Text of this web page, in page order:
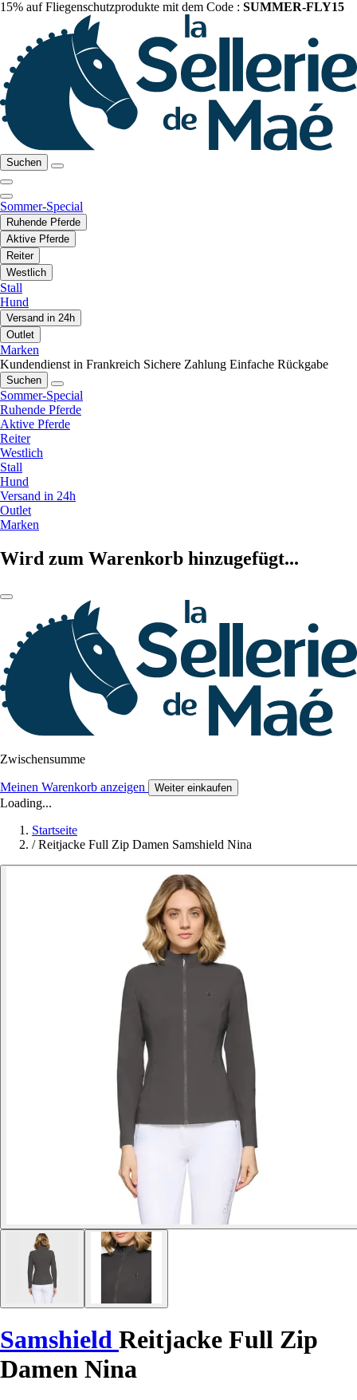
15% auf Fliegenschutzprodukte mit dem Code : SUMMER-FLY15
Suchen
Sommer-Special
Ruhende Pferde
Aktive Pferde
Reiter
Westlich
Stall
Hund
Versand in 24h
Outlet
Marken
Kundendienst in Frankreich Sichere Zahlung Einfache Rückgabe
Suchen
Sommer-Special
Ruhende Pferde
Aktive Pferde
Reiter
Westlich
Stall
Hund
Versand in 24h
Outlet
Marken
Wird zum Warenkorb hinzugefügt...
Zwischensumme
Meinen Warenkorb anzeigen Weiter einkaufen
Loading...
Startseite
/ Reitjacke Full Zip Damen Samshield Nina
Samshield Reitjacke Full Zip
Damen Nina